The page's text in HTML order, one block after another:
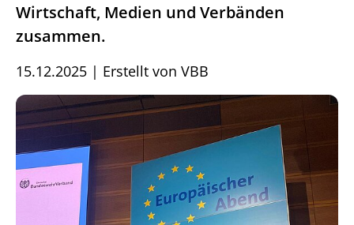
Wirtschaft, Medien und Verbänden
zusammen.
15.12.2025 | Erstellt von VBB